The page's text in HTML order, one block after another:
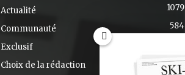
Actualité 1079
Communauté 584
Exclusif
Choix de la rédaction
348